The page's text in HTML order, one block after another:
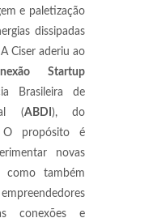
e paletização
dissipadas
Ciser aderiu ao
Startup
Brasileira de
(ABDI ), do
propósito é
novas
como também
conexões e